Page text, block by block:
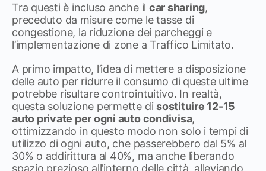
Tra questi è incluso anche il car sharing,
preceduto da misure come le tasse di
congestione, la riduzione dei parcheggi e
l’implementazione di zone a Traffico Limitato.
A primo impatto, l’idea di mettere a disposizione
delle auto per ridurre il consumo di queste ultime
potrebbe risultare controintuitivo. In realtà,
questa soluzione permette disostituire 12-15
auto private per ogni auto condivisa,
ottimizzando in questo modo non solo i tempi di
utilizzo di ogni auto, che passerebbero dal 5% al
30% o addirittura al 40%, ma anche liberando
spazio prezioso all’interno delle città, alleviando